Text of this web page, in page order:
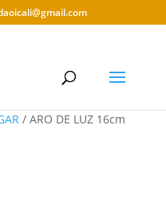
/ ARO DE LUZ 16cm